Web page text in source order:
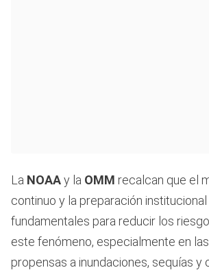
La NOAAy la OMM recalcan que el
continuo y la preparación institucional
fundamentales para reducir los
este fenómeno, especialmente en
propensas a inundaciones, sequías y